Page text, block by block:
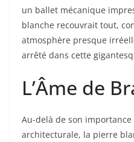
un ballet mécanique
blanche recouvrait tout,
atmosphère presque
arrêté dans cette
L’Âme de
Au-delà de son
architecturale, la pierre